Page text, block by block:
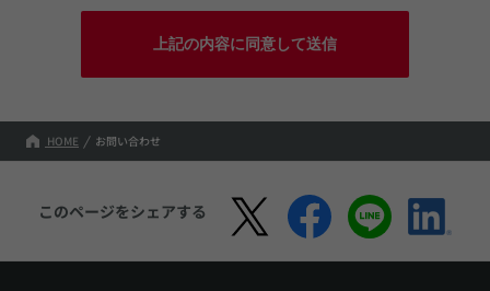
上記の内容に同意して送信
HOME お問い合わせ
このページをシェアする